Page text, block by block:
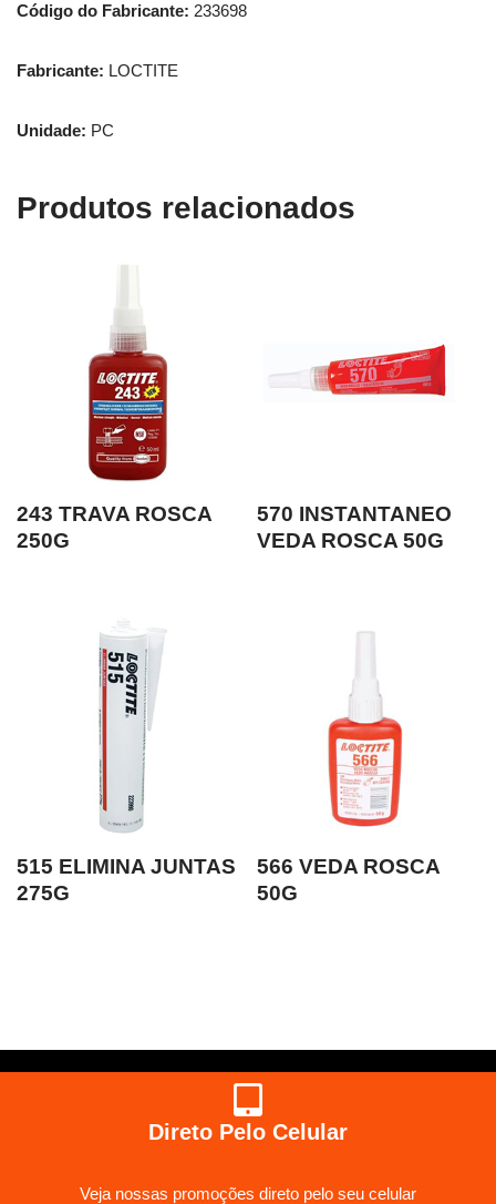
Código do Fabricante: 233698
Fabricante: LOCTITE
Unidade: PC
Produtos relacionados
243 TRAVA ROSCA
250G
570 INSTANTANEO
VEDA ROSCA 50G
515 ELIMINA JUNTAS
275G
566 VEDA ROSCA
50G
Direto Pelo Celular
Veja nossas promoções direto pelo seu celular